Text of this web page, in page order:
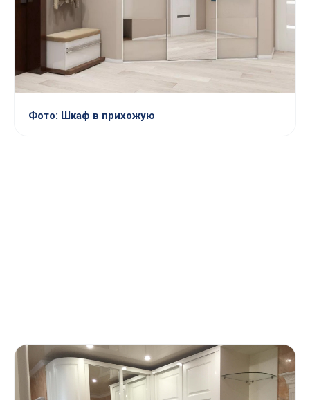
Фото: Шкаф в прихожую